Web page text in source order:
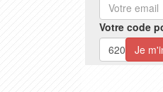
Votre code